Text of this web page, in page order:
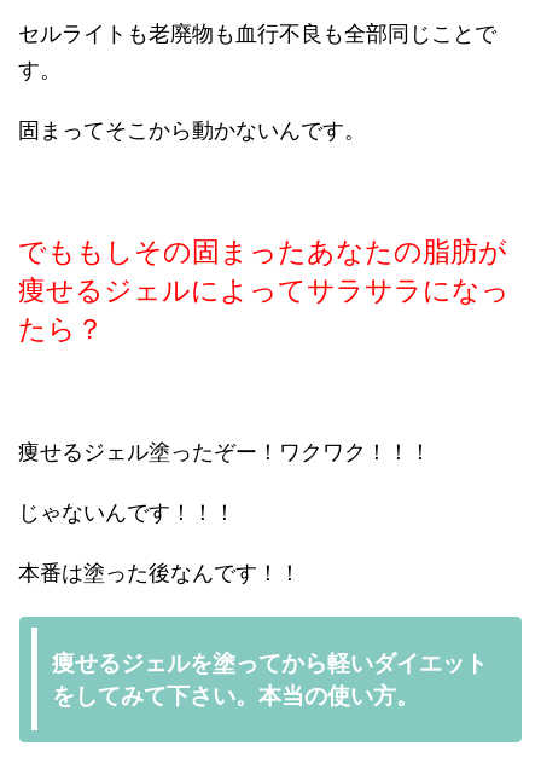
セルライトも老廃物も血行不良も全部同じことで
す。
固まってそこから動かないんです。
でももしその固まったあなたの脂肪が
痩せるジェルによってサラサラになっ
たら？
痩せるジェル塗ったぞー！ワクワク！！！
じゃないんです！！！
本番は塗った後なんです！！
痩せるジェルを塗ってから軽いダイエット
をしてみて下さい。本当の使い方。